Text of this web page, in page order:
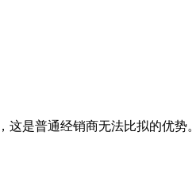
是普通经销商无法比拟的优势。